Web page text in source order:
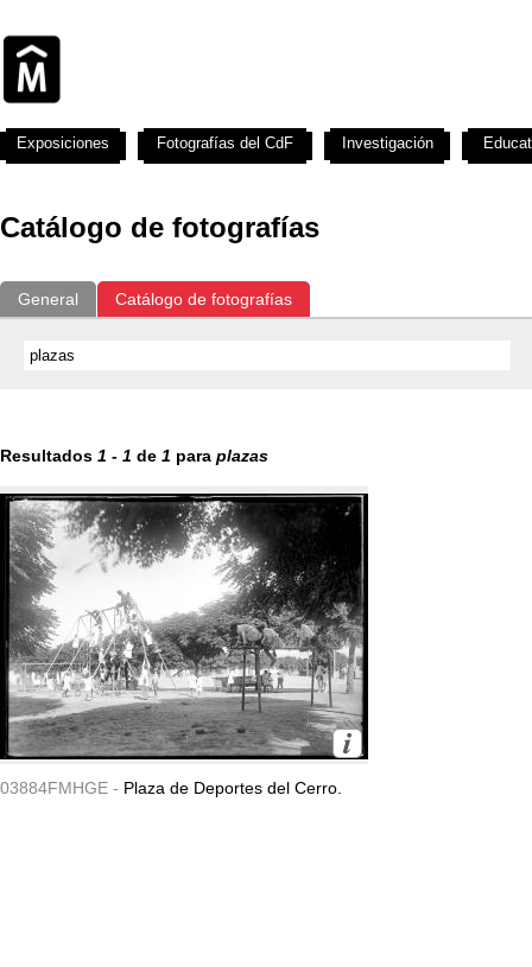
Catálogo de fotografías
General Catálogo de fotografías
Resultados 1 - 1 de 1 para plazas
03884FMHGE - Plaza de Deportes del Cerro.
Exposiciones Fotografías del CdF Investigación